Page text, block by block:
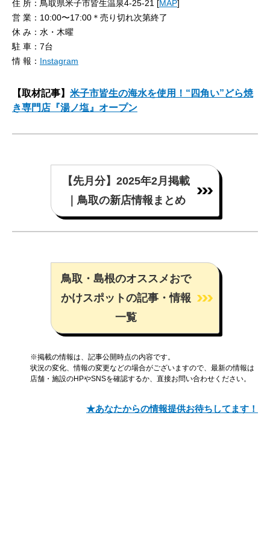
住 所：鳥取県米子市皆生温泉4-25-21 [MAP]
営 業：10:00〜17:00＊売り切れ次第終了
休 み：水・木曜
駐 車：7台
情 報： Instagram
【取材記事】 米子市皆生の海水を使用！“四角い”どら焼
き専門店『湯ノ塩』オープン
【先月分】2025年2月掲載
｜鳥取の新店情報まとめ
鳥取・島根のオススメおで
かけスポットの記事・情報
一覧
※掲載の情報は、記事公開時点の内容です。
状況の変化、情報の変更などの場合がございますので、最新の情報は
店舗・施設のHPやSNSを確認するか、直接お問い合わせください。
★あなたからの情報提供お待ちしてます！